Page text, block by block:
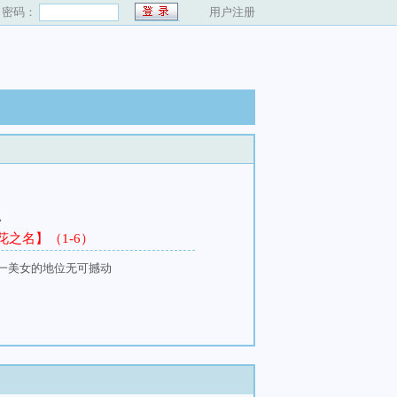
密码： 用户注册
之名】（1-6）
美女的地位无可撼动